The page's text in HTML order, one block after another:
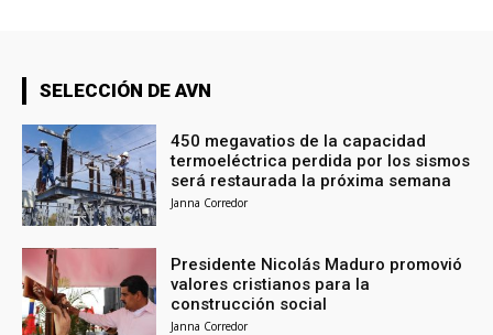
SELECCIÓN DE AVN
450 megavatios de la capacidad
termoeléctrica perdida por los sismos
será restaurada la próxima semana
Janna Corredor
Presidente Nicolás Maduro promovió
valores cristianos para la
construcción social
Janna Corredor